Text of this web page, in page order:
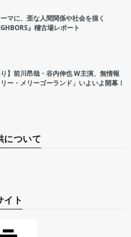
ーマに、歪な人間関係や社会を描く
』稽古場レポート
り】前川昂哉・谷内伸也 W主演、無情報
リー・メリーゴーランド」いよいよ開幕！
について
イト